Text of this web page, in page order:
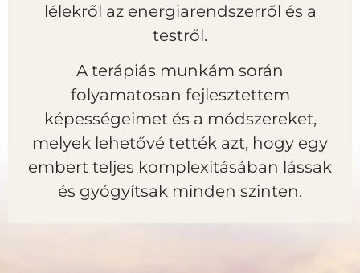
lélekről az energiarendszerről és a
testről.
A terápiás munkám során
folyamatosan fejlesztettem
képességeimet és a módszereket,
melyek lehetővé tették azt, hogy egy
embert teljes komplexitásában lássak
és gyógyítsak minden szinten.